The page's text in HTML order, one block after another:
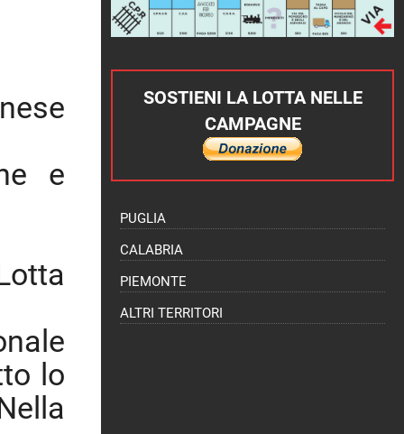
e
lo
SOSTIENI LA LOTTA NELLE
CAMPAGNE
PUGLIA
CALABRIA
PIEMONTE
ALTRI TERRITORI